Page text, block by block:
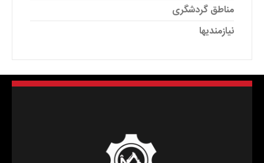
مناطق گردشگری
نیازمندیها